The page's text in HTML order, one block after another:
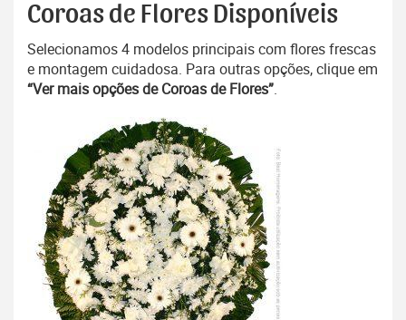
Coroas de Flores Disponíveis
Selecionamos 4 modelos principais com flores frescas
e montagem cuidadosa. Para outras opções, clique em
“Ver mais opções de Coroas de Flores”.